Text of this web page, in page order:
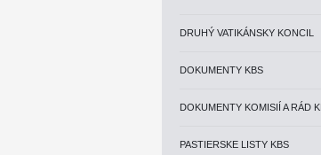
DRUHÝ VATIKÁNSKY KONCIL
DOKUMENTY KBS
DOKUMENTY KOMISIÍ A RÁD
PASTIERSKE LISTY KBS